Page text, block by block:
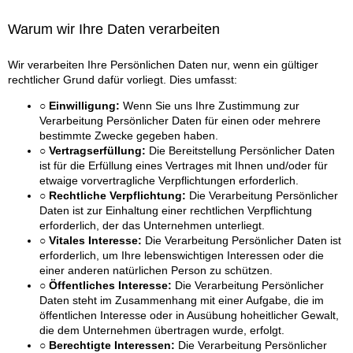
Warum wir Ihre Daten verarbeiten
Wir verarbeiten Ihre Persönlichen Daten nur, wenn ein gültiger
rechtlicher Grund dafür vorliegt. Dies umfasst:
○ Einwilligung: Wenn Sie uns Ihre Zustimmung zur
Verarbeitung Persönlicher Daten für einen oder mehrere
bestimmte Zwecke gegeben haben.
○ Vertragserfüllung: Die Bereitstellung Persönlicher Daten
ist für die Erfüllung eines Vertrages mit Ihnen und/oder für
etwaige vorvertragliche Verpflichtungen erforderlich.
○ Rechtliche Verpflichtung: Die Verarbeitung Persönlicher
Daten ist zur Einhaltung einer rechtlichen Verpflichtung
erforderlich, der das Unternehmen unterliegt.
○ Vitales Interesse: Die Verarbeitung Persönlicher Daten ist
erforderlich, um Ihre lebenswichtigen Interessen oder die
einer anderen natürlichen Person zu schützen.
○ Öffentliches Interesse: Die Verarbeitung Persönlicher
Daten steht im Zusammenhang mit einer Aufgabe, die im
öffentlichen Interesse oder in Ausübung hoheitlicher Gewalt,
die dem Unternehmen übertragen wurde, erfolgt.
○ Berechtigte Interessen: Die Verarbeitung Persönlicher